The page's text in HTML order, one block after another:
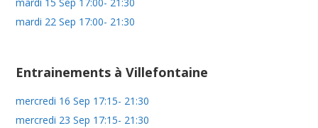
mardi 15 Sep 17:00- 21:30
mardi 22 Sep 17:00- 21:30
Entrainements à Villefontaine
mercredi 16 Sep 17:15- 21:30
mercredi 23 Sep 17:15- 21:30